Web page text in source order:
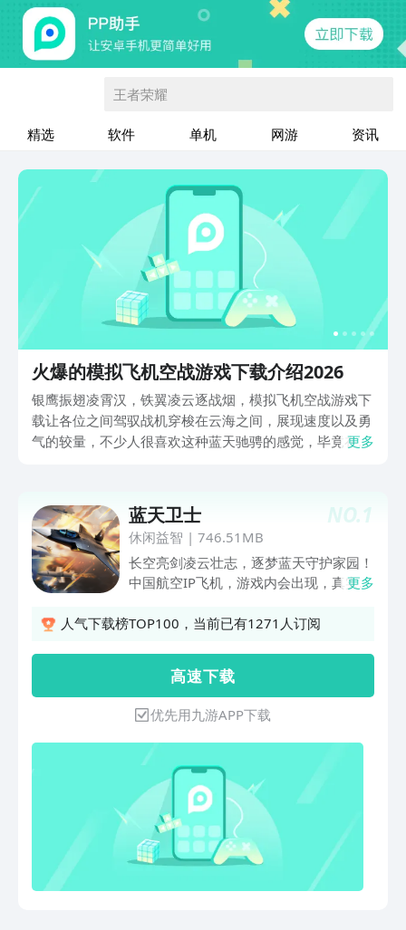
王者荣耀
精选 软件 单机 网游 资讯
火爆的模拟飞机空战游戏下载介绍2026
银鹰振翅凌霄汉，铁翼凌云逐战烟，模拟飞机空战游戏下
载让各位之间驾驭战机穿梭在云海之间，展现速度以及勇
气的较量，不少人很喜欢这种蓝天驰骋的感觉，毕竟在这
大平台绝对靠谱，1元入手九游白银会员，每月领50元游
戏券，一年送600！
更多
NO.1
蓝天卫士
休闲益智 | 746.51MB
长空亮剑凌云壮志，逐梦蓝天守护家园！
中国航空IP飞机，游戏内会出现，真实还
龙等现代化国产飞机 它真实模拟了武器
作战、电子干扰、团队作战等独具特色的
游戏玩法。让玩家近距离感受到现代空天
战场的战斗场景。
更多
人气下载榜TOP100，当前已有1271人订阅
高 速 下 载
优先用九游APP下载